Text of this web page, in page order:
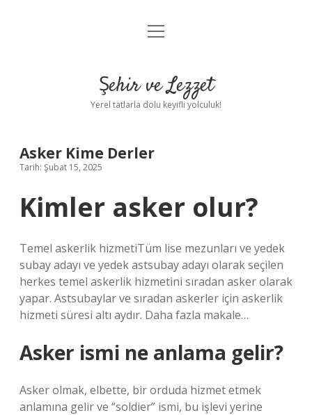
Anasayfa
Yasal Uyarı
menüyü
Şehir ve Lezzet
Yerel tatlarla dolu keyifli yolculuk!
Asker Kime Derler
Tarih: Şubat 15, 2025
Kimler asker olur?
Temel askerlik hizmetiTüm lise mezunları ve yedek
subay adayı ve yedek astsubay adayı olarak seçilen
herkes temel askerlik hizmetini sıradan asker olarak
yapar. Astsubaylar ve sıradan askerler için askerlik
hizmeti süresi altı aydır. Daha fazla makale…
Asker ismi ne anlama gelir?
Asker olmak, elbette, bir orduda hizmet etmek
anlamına gelir ve “soldier” ismi, bu işlevi yerine